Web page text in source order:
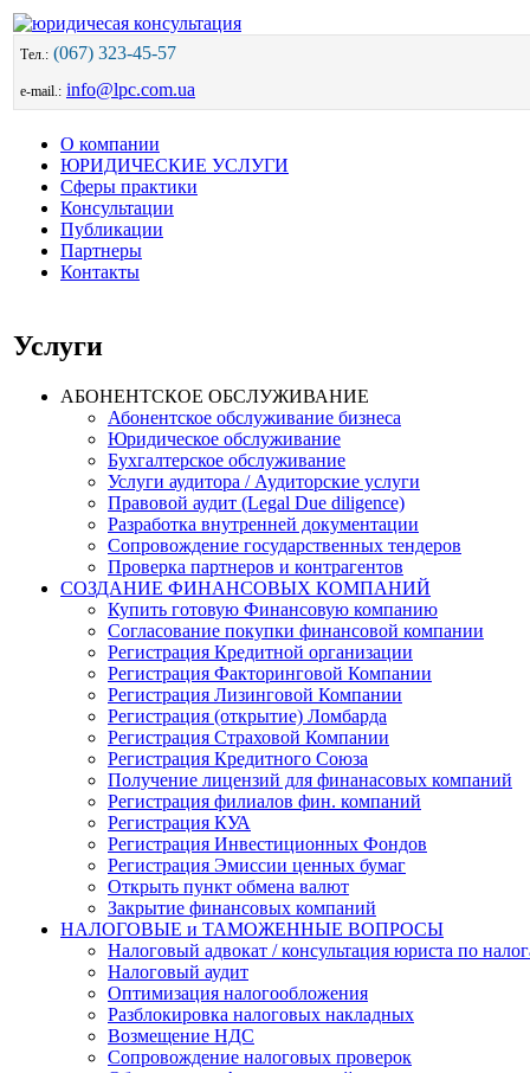
Тел.: (067) 323-45-57
e-mail.: info@lpc.com.ua
О компании
ЮРИДИЧЕСКИЕ УСЛУГИ
Сферы практики
Консультации
Публикации
Партнеры
Контакты
Услуги
АБОНЕНТСКОЕ ОБСЛУЖИВАНИЕ
Абонентское обслуживание бизнеса
Юридическое обслуживание
Бухгалтерское обслуживание
Услуги аудитора / Аудиторские услуги
Правовой аудит (Legal Due diligence)
Разработка внутренней документации
Сопровождение государственных тендеров
Проверка партнеров и контрагентов
СОЗДАНИЕ ФИНАНСОВЫХ КОМПАНИЙ
Купить готовую Финансовую компанию
Согласование покупки финансовой компании
Регистрация Кредитной организации
Регистрация Факторинговой Компании
Регистрация Лизинговой Компании
Регистрация (открытие) Ломбарда
Регистрация Страховой Компании
Регистрация Кредитного Союза
Получение лицензий для финанасовых компаний
Регистрация филиалов фин. компаний
Регистрация КУА
Регистрация Инвестиционных Фондов
Регистрация Эмиссии ценных бумаг
Открыть пункт обмена валют
Закрытие финансовых компаний
НАЛОГОВЫЕ и ТАМОЖЕННЫЕ ВОПРОСЫ
Налоговый адвокат / консультация юриста по
Налоговый аудит
Оптимизация налогообложения
Разблокировка налоговых накладных
Возмещение НДС
Сопровождение налоговых проверок